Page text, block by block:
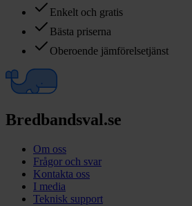
Enkelt och gratis
Bästa priserna
Oberoende jämförelsetjänst
Bredbandsval.se
Om oss
Frågor och svar
Kontakta oss
I media
Teknisk support